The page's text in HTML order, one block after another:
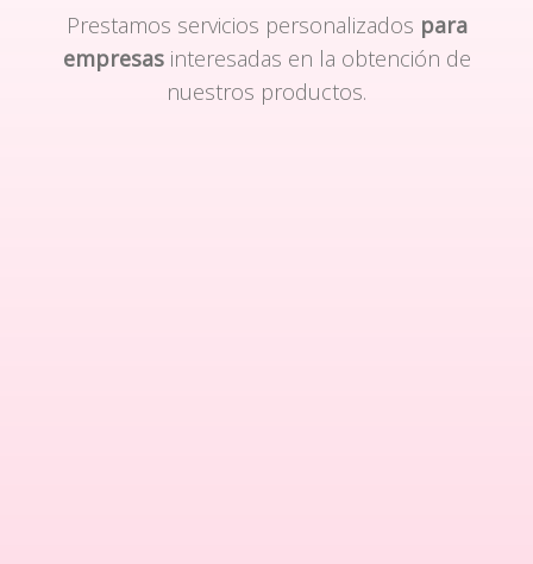
Prestamos servicios personalizados para
empresasinteresadas en la obtención de
nuestros productos.